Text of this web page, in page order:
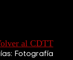
al CDTT
Fotografía